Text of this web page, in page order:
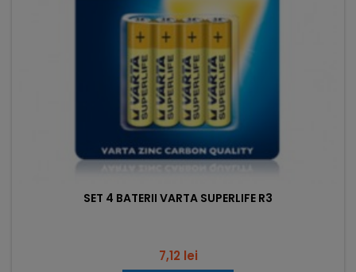
SET 4 BATERII VARTA SUPERLIFE R3
Pret
7,12 lei